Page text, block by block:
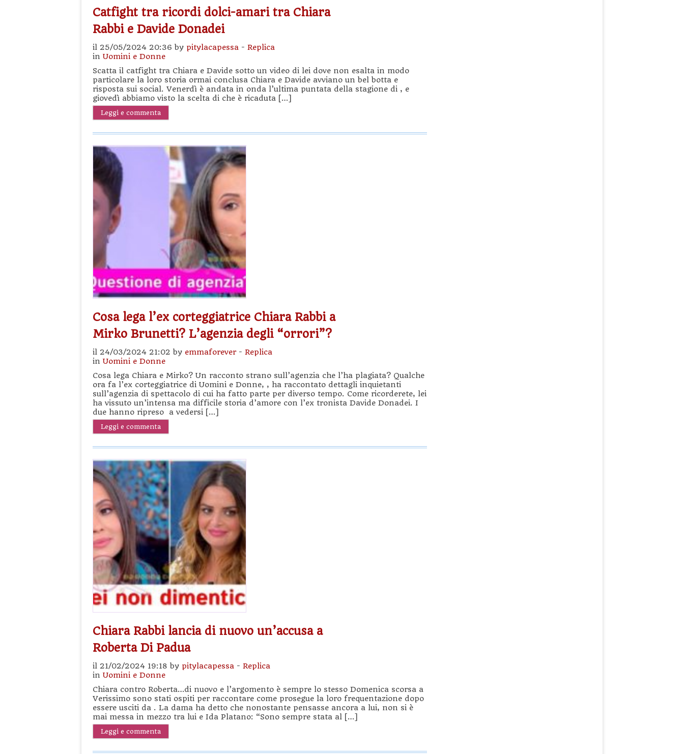
Catfight tra ricordi dolci-amari tra Chiara
Rabbi e Davide Donadei
il 25/05/2024 20:36 by pitylacapessa - Replica
in Uomini e Donne
Scatta il catfight tra Chiara e Davide sotto un video di lei dove non esalta in modo
particolare la loro storia ormai conclusa Chiara e Davide avviano un bel botta e
risposta sui social. Venerdì è andata in onda l’ultima puntata della stagione di , e
giovedì abbiamo visto la scelta di che è ricaduta […]
Leggi e commenta
Cosa lega l’ex corteggiatrice Chiara Rabbi a
Mirko Brunetti? L’agenzia degli “orrori”?
il 24/03/2024 21:02 by emmaforever- Replica
in Uomini e Donne
Cosa lega Chiara e Mirko? Un racconto strano sull’agenzia che l’ha plagiata? Qualche
ora fa l’ex corteggiatrice di Uomini e Donne, , ha raccontato dettagli inquietanti
sull’agenzia di spettacolo di cui ha fatto parte per diverso tempo. Come ricorderete, lei
ha vissuto un’intensa ma difficile storia d’amore con l’ex tronista Davide Donadei. I
due hanno ripreso a vedersi […]
Leggi e commenta
Chiara Rabbi lancia di nuovo un’accusa a
Roberta Di Padua
il 21/02/2024 19:18 by pitylacapessa - Replica
in Uomini e Donne
Chiara contro Roberta…di nuovo e l’argomento è sempre lo stesso Domenica scorsa a
Verissimo sono stati ospiti per raccontare come prosegue la loro frequentazione dopo
essere usciti da . La dama ha detto che nonostante pensasse ancora a lui, non si è
mai messa in mezzo tra lui e Ida Platano: “Sono sempre stata al […]
Leggi e commenta